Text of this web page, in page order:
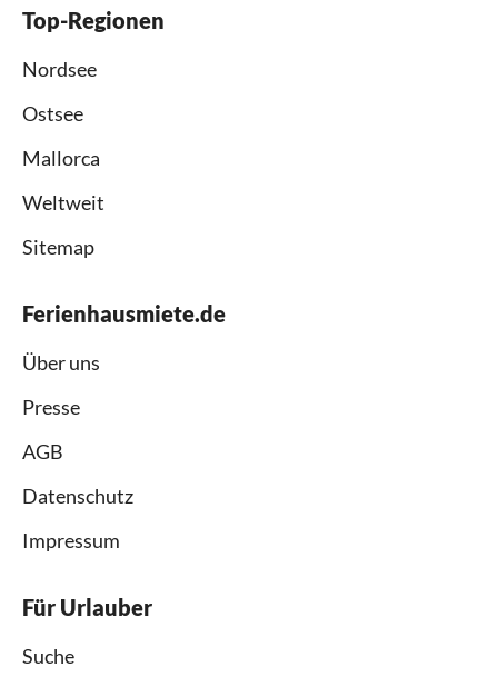
Top-Regionen
Nordsee
Ostsee
Mallorca
Weltweit
Sitemap
Ferienhausmiete.de
Über uns
Presse
AGB
Datenschutz
Impressum
Für Urlauber
Suche